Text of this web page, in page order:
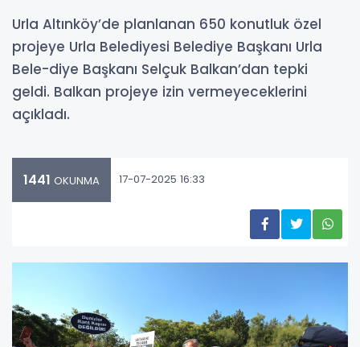
Urla Altınköy’de planlanan 650 konutluk özel
projeye Urla Belediyesi Belediye Başkanı Urla
Bele-diye Başkanı Selçuk Balkan’dan tepki
geldi. Balkan projeye izin vermeyeceklerini
açıkladı.
1441 OKUNMA 17-07-2025 16:33